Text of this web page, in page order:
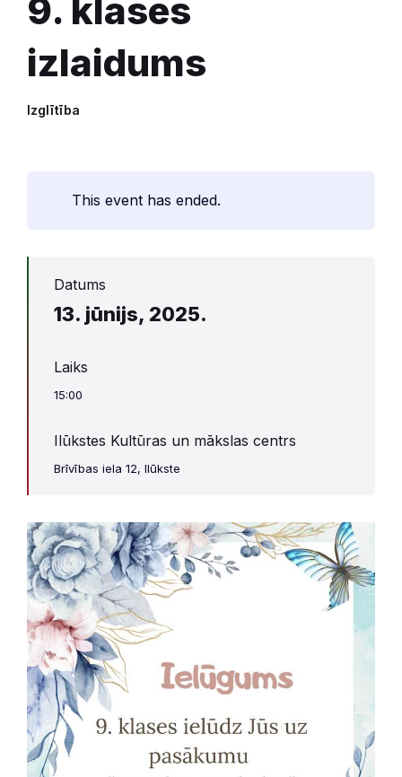
9. klases
izlaidums
Izglītība
This event has ended.
Datums
13. jūnijs, 2025.
Laiks
15:00
Ilūkstes Kultūras un mākslas centrs
Brīvības iela 12, Ilūkste